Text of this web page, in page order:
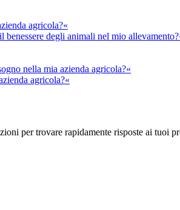
agricola?«
degli animali nel mio
nella mia azienda agricola?«
agricola?«
per trovare rapidamente risposte ai tuoi